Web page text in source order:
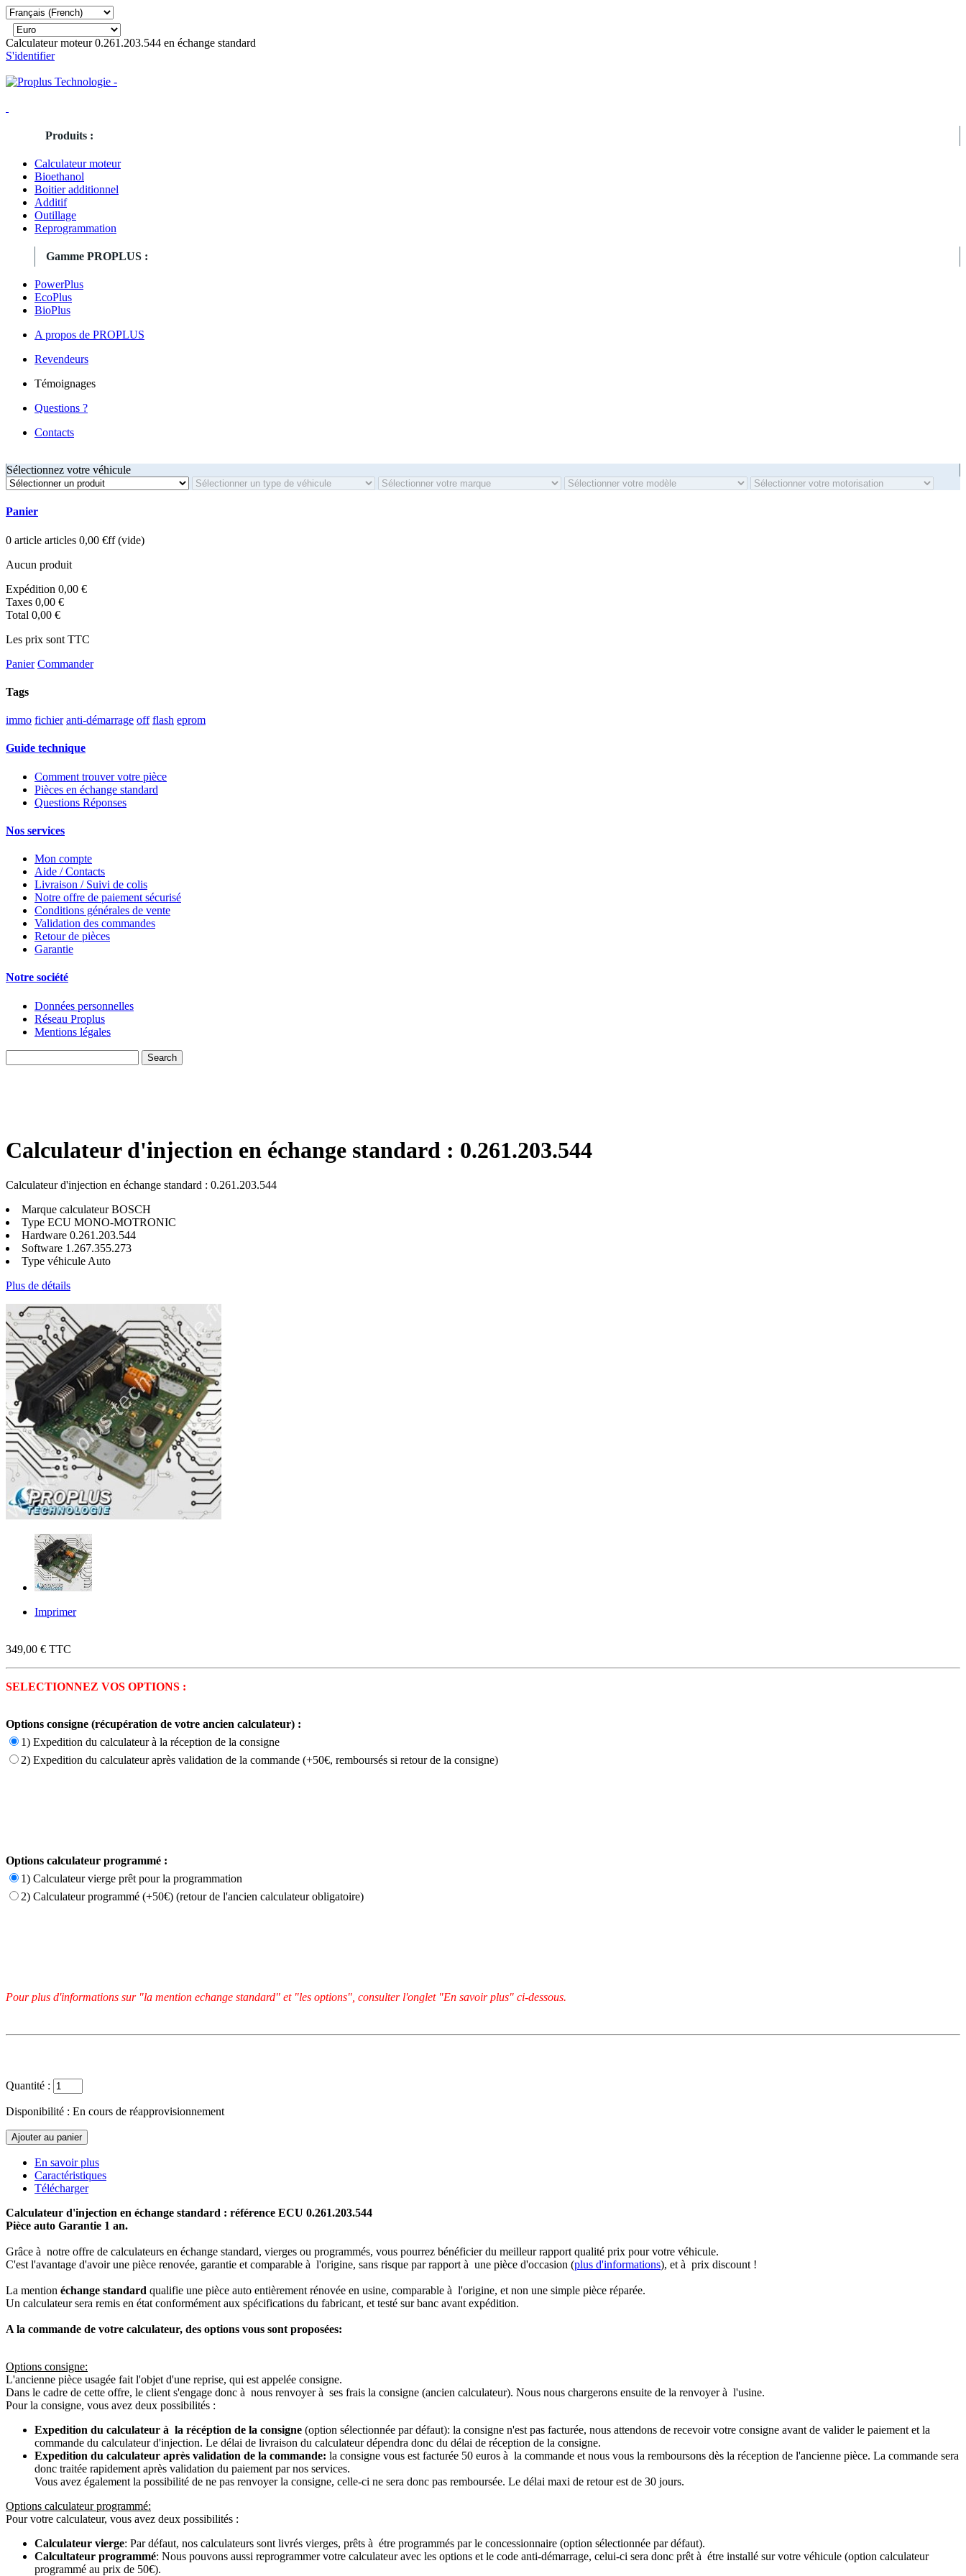
Calculateur moteur 0.261.203.544 en échange standard
S'identifier
Produits :
Calculateur moteur
Bioethanol
Boitier additionnel
Additif
Outillage
Reprogrammation
Gamme PROPLUS :
PowerPlus
EcoPlus
BioPlus
A propos de PROPLUS
Revendeurs
Témoignages
Questions ?
Contacts
Sélectionnez votre véhicule
Panier
0 article articles 0,00 €ff (vide)
Aucun produit
Expédition 0,00 €
Taxes 0,00 €
Total 0,00 €
Les prix sont TTC
Panier Commander
Tags
immo fichier anti-démarrage off flash eprom
Guide technique
Comment trouver votre pièce
Pièces en échange standard
Questions Réponses
Nos services
Mon compte
Aide / Contacts
Livraison / Suivi de colis
Notre offre de paiement sécurisé
Conditions générales de vente
Validation des commandes
Retour de pièces
Garantie
Notre société
Données personnelles
Réseau Proplus
Mentions légales
Calculateur d'injection en échange standard : 0.261.203.544
Calculateur d'injection en échange standard : 0.261.203.544
Marque calculateurBOSCH
Type ECU MONO-MOTRONIC
Hardware 0.261.203.544
Software 1.267.355.273
Type véhicule Auto
Plus de détails
Imprimer
349,00 € TTC
SELECTIONNEZ VOS OPTIONS :
Options consigne (récupération de votre ancien calculateur) :
1) Expedition du calculateur à la réception de la consigne
2) Expedition du calculateur après validation de la commande (+50€, remboursés si retour de la consigne)
Options calculateur programmé :
1) Calculateur vierge prêt pour la programmation
2) Calculateur programmé (+50€) (retour de l'ancien calculateur obligatoire)
Pour plus d'informations sur "la mention echange standard" et "les options", consulter l'onglet "En savoir plus" ci-dessous.
Quantité :
Disponibilité : En cours de réapprovisionnement
En savoir plus
Caractéristiques
Télécharger
Calculateur d'injection en échange standard : référence ECU 0.261.203.544
Pièce auto Garantie 1 an.
Grâce à notre offre de calculateurs en échange standard, vierges ou programmés, vous pourrez bénéficier du meilleur rapport qualité prix pour votre véhicule.
C'est l'avantage d'avoir une pièce renovée, garantie et comparable à l'origine, sans risque par rapport à une pièce d'occasion (plus d'informations), et à prix discount !
La mention échange standard qualifie une pièce auto entièrement rénovée en usine, comparable à l'origine, et non une simple pièce réparée.
Un calculateur sera remis en état conformément aux spécifications du fabricant, et testé sur banc avant expédition.
A la commande de votre calculateur, des options vous sont proposées:
Options consigne:
L'ancienne pièce usagée fait l'objet d'une reprise, qui est appelée consigne.
Dans le cadre de cette offre, le client s'engage donc à nous renvoyer à ses frais la consigne (ancien calculateur). Nous nous chargerons ensuite de la renvoyer à l'usine.
Pour la consigne, vous avez deux possibilités :
Expedition du calculateur à la récéption de la consigne (option sélectionnée par défaut): la consigne n'est pas facturée, nous attendons de recevoir votre consigne avant de valider le paiement et la
commande du calculateur d'injection. Le délai de livraison du calculateur dépendra donc du délai de réception de la consigne.
Expedition du calculateur après validation de la commande: la consigne vous est facturée 50 euros à la commande et nous vous la remboursons dès la réception de l'ancienne pièce. La commande sera
donc traitée rapidement après validation du paiement par nos services.
Vous avez également la possibilité de ne pas renvoyer la consigne, celle-ci ne sera donc pas remboursée. Le délai maxi de retour est de 30 jours.
Options calculateur programmé:
Pour votre calculateur, vous avez deux possibilités :
Calculateur vierge: Par défaut, nos calculateurs sont livrés vierges, prêts à étre programmés par le concessionnaire (option sélectionnée par défaut).
Calcultateur programmé: Nous pouvons aussi reprogrammer votre calculateur avec les options et le code anti-démarrage, celui-ci sera donc prêt à étre installé sur votre véhicule (option calculateur
programmé au prix de 50€).